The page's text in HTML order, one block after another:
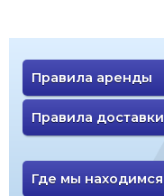
Правила аренды
Правила доставки
Где мы находимся